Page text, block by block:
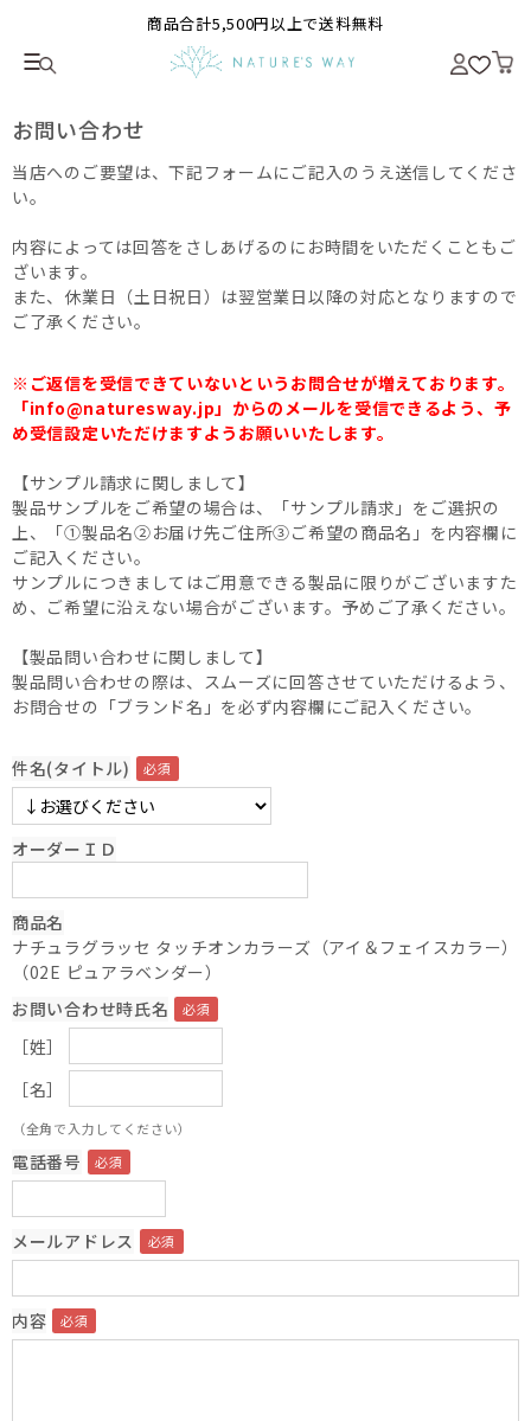
商品合計5,500円以上で送料無料
お問い合わせ
当店へのご要望は、下記フォームにご記入のうえ送信してくださ
い。
内容によっては回答をさしあげるのにお時間をいただくこともご
ざいます。
また、休業日（土日祝日）は翌営業日以降の対応となりますので
ご了承ください。
※ご返信を受信できていないというお問合せが増えております。
「info@naturesway.jp」からのメールを受信できるよう、予
め受信設定いただけますようお願いいたします。
【サンプル請求に関しまして】
製品サンプルをご希望の場合は、「サンプル請求」をご選択の
上、「①製品名②お届け先ご住所③ご希望の商品名」を内容欄に
ご記入ください。
サンプルにつきましてはご用意できる製品に限りがございますた
め、ご希望に沿えない場合がございます。予めご了承ください。
【製品問い合わせに関しまして】
製品問い合わせの際は、スムーズに回答させていただけるよう、
お問合せの「ブランド名」を必ず内容欄にご記入ください。
件名(タイトル)
オーダーＩＤ
商品名
ナチュラグラッセ タッチオンカラーズ（アイ＆フェイスカラー）
（02E ピュアラベンダー）
お問い合わせ時氏名
［姓］
［名］
（全角で入力してください）
電話番号
メールアドレス
内容